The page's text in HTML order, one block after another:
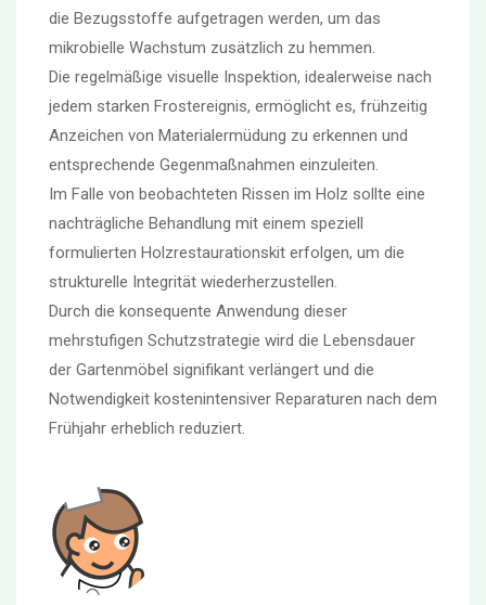
die Bezugsstoffe aufgetragen werden, um das
mikrobielle Wachstum zusätzlich zu hemmen.
Die regelmäßige visuelle Inspektion, idealerweise nach
jedem starken Frostereignis, ermöglicht es, frühzeitig
Anzeichen von Materialermüdung zu erkennen und
entsprechende Gegenmaßnahmen einzuleiten.
Im Falle von beobachteten Rissen im Holz sollte eine
nachträgliche Behandlung mit einem speziell
formulierten Holzrestaurationskit erfolgen, um die
strukturelle Integrität wiederherzustellen.
Durch die konsequente Anwendung dieser
mehrstufigen Schutzstrategie wird die Lebensdauer
der Gartenmöbel signifikant verlängert und die
Notwendigkeit kostenintensiver Reparaturen nach dem
Frühjahr erheblich reduziert.